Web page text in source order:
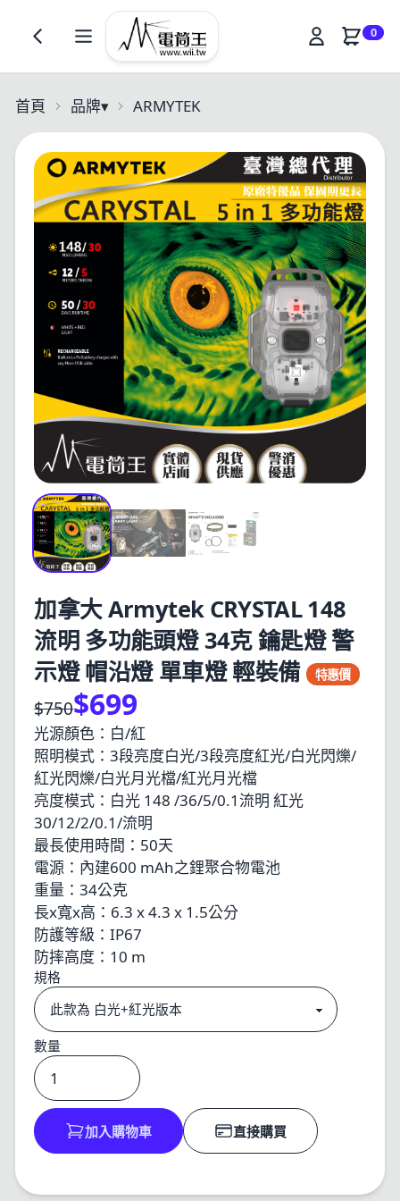
0
首頁 品牌▾ ARMYTEK
加拿大 Armytek CRYSTAL 148
流明 多功能頭燈 34克 鑰匙燈 警
示燈 帽沿燈 單車燈 輕裝備
特惠價
$750$699
光源顏色：白/紅
照明模式：3段亮度白光/3段亮度紅光/白光閃爍/
紅光閃爍/白光月光檔/紅光月光檔
亮度模式：白光 148 /36/5/0.1流明 紅光
30/12/2/0.1/流明
最長使用時間：50天
電源：內建600 mAh之鋰聚合物電池
重量：34公克
長x寬x高：6.3 x 4.3 x 1.5公分
防護等級：IP67
防摔高度：10 m
規格
數量
加入購物車 直接購買